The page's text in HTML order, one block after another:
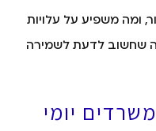
ומה משפיע על עלויות
מה שחשוב לדעת לשמירה
יומי